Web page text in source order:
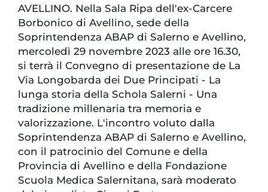
AVELLINO. Nella Sala Ripa dell'ex-Carcere
Borbonico di Avellino, sede della
Soprintendenza ABAP di Salerno e Avellino,
mercoledì 29 novembre 2023 alle ore 16.30,
si terrà il Convegno di presentazione de La
Via Longobarda dei Due Principati - La
lunga storia della Schola Salerni - Una
tradizione millenaria tra memoria e
valorizzazione. L'incontro voluto dalla
Soprintendenza ABAP di Salerno e Avellino,
con il patrocinio del Comune e della
Provincia di Avellino e della Fondazione
Scuola Medica Salernitana, sarà moderato